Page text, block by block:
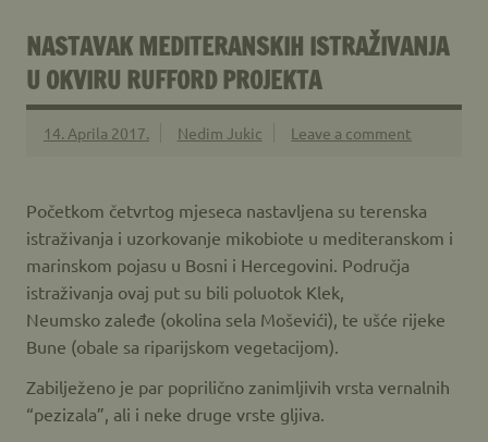
NASTAVAK MEDITERANSKIH ISTRAŽIVANJA
U OKVIRU RUFFORD PROJEKTA
14. Aprila 2017. Nedim Jukic Leave a comment
Početkom četvrtog mjeseca nastavljena su terenska
istraživanja i uzorkovanje mikobiote u mediteranskom i
marinskom pojasu u Bosni i Hercegovini. Područja
istraživanja ovaj put su bili poluotok Klek,
Neumsko zaleđe (okolina sela Moševići), te ušće rijeke
Bune (obale sa riparijskom vegetacijom).
Zabilježeno je par poprilično zanimljivih vrsta vernalnih
“pezizala”, ali i neke druge vrste gljiva.